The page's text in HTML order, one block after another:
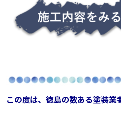
この度は、徳島の数ある塗装業